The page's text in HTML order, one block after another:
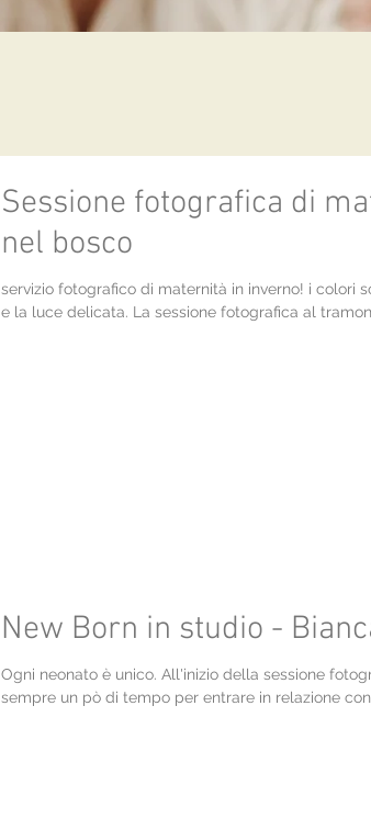
Sessione fotografica di
nel bosco
servizio fotografico di maternità in inverno! i colori
e la luce delicata. La sessione fotografica al
New Born in studio -
Ogni neonato è unico. All'inizio della sessione
sempre un pò di tempo per entrare in relazione